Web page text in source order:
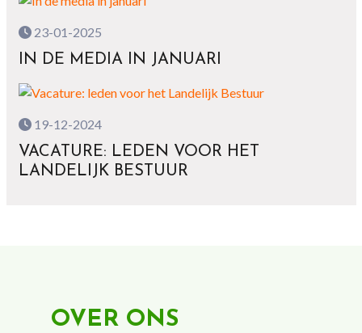
23-01-2025
IN DE MEDIA IN JANUARI
19-12-2024
VACATURE: LEDEN VOOR HET
LANDELIJK BESTUUR
OVER ONS